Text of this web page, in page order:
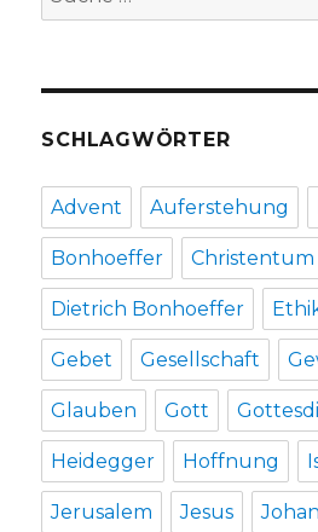
Hamm
nach:
SCHLAGWÖRTER
Advent Auferstehung
Bonhoeffer Christentum
Dietrich Bonhoeffer
Gebet Gesellschaft
Glauben Gott
Heidegger Hoffnung
Jerusalem Jesus